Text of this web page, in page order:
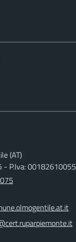
(AT)
- P.Iva: 00182610055